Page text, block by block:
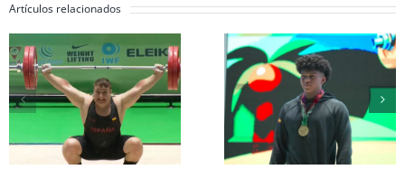
Artículos relacionados
Erik Guadamud
conquista el oro
mundial en
arrancada y dos
platas en
Colombia
Inés Conde y
Mendizábal
completan su
participación
el Mundial
17 a la espera
grupo A